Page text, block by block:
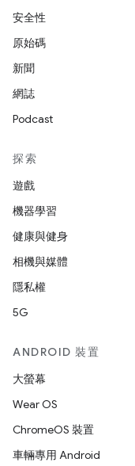
安全性
原始碼
新聞
網誌
Podcast
探索
遊戲
機器學習
健康與健身
相機與媒體
隱私權
5G
ANDROID 裝置
大螢幕
Wear OS
ChromeOS 裝置
車輛專用 Android